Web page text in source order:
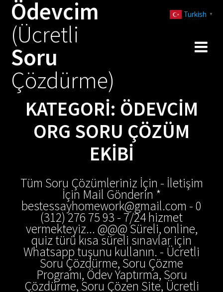
Ödevcim
(Ücretli
Soru
Çözdürme)
KATEGORI: ÖDEVCIM
ORG SORU ÇÖZÜM
EKIBI
Tüm Soru Çözümleriniz İçin - İletişim
İçin Mail Gönderin *
bestessayhomework@gmail.com - 0
(312) 276 75 93 - 7/24 hizmet
vermekteyiz... @@@ Süreli, online,
quiz türü kısa süreli sınavlar için
Whatsapp tuşunu kullanın. - Ücretli
Soru Çözdürme, Soru Çözme
Programı, Ödev Yaptırma, Soru
Çözdürme, Soru Çözen Site, Ücretli
Turkish ▼